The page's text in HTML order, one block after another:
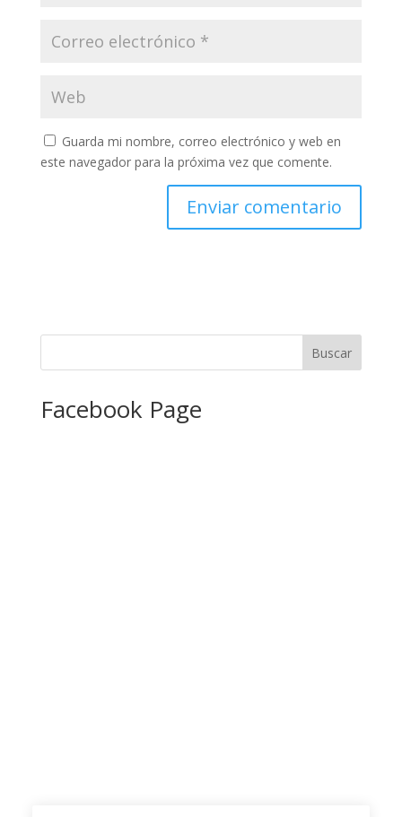
Guarda mi nombre, correo electrónico y web en
este navegador para la próxima vez que comente.
Facebook Page